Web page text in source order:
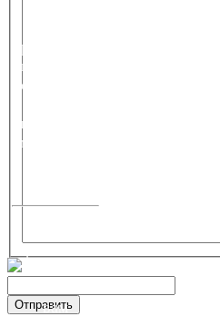
привлечение
внимания
покупателей
определенным
маркам или
вам